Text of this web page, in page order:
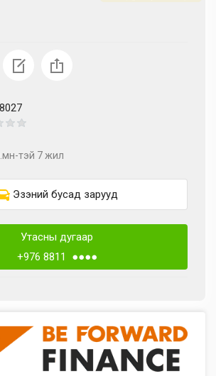
тэй 7 жил
Эзэний бусад зарууд
Утасны дугаар
+976 8811 ●●●●